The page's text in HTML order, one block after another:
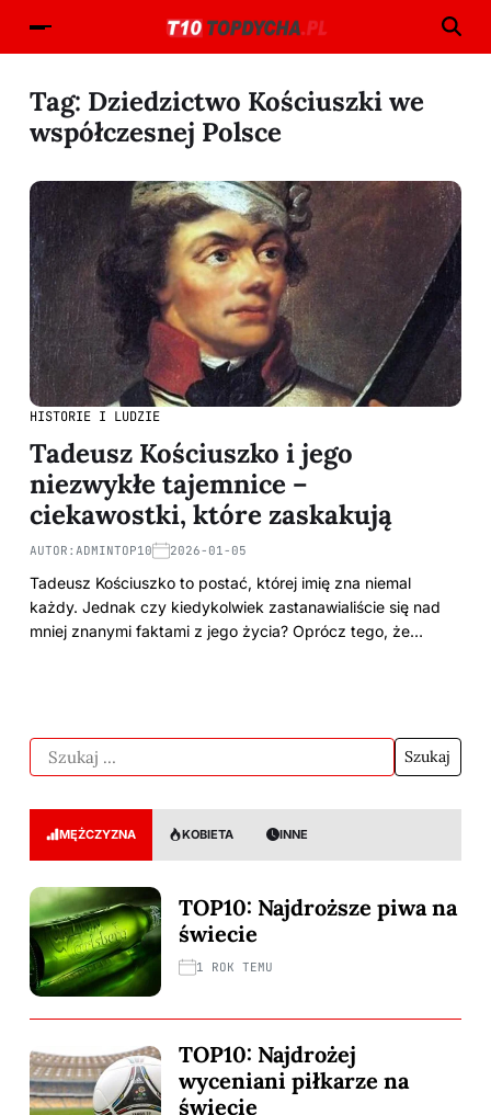
Tag: Dziedzictwo Kościuszki we
współczesnej Polsce
HISTORIE I LUDZIE
Tadeusz Kościuszko i jego
niezwykłe tajemnice –
ciekawostki, które zaskakują
AUTOR: ADMINTOP10 2026-01-05
Tadeusz Kościuszko to postać, której imię zna niemal
każdy. Jednak czy kiedykolwiek zastanawialiście się nad
mniej znanymi faktami z jego życia? Oprócz tego, że…
MĘŻCZYZNA KOBIETA INNE
TOP10: Najdroższe piwa na
świecie
1 ROK TEMU
TOP10: Najdrożej
wyceniani piłkarze na
świecie